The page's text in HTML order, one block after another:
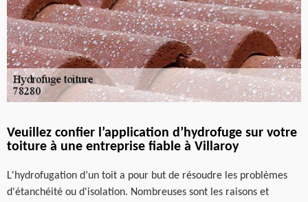
Veuillez confier l’application d’hydrofuge sur votre
toiture à une entreprise fiable à Villaroy
L'hydrofugation d’un toit a pour but de résoudre les problèmes
d'étanchéité ou d'isolation. Nombreuses sont les raisons et